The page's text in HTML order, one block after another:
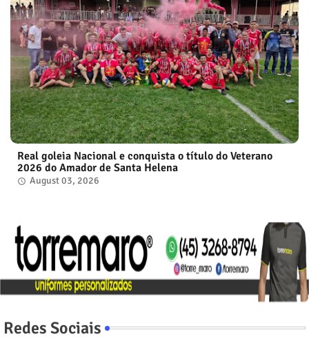
Real goleia Nacional e conquista o título do Veterano
2026 do Amador de Santa Helena
August 03, 2026
Redes Sociais